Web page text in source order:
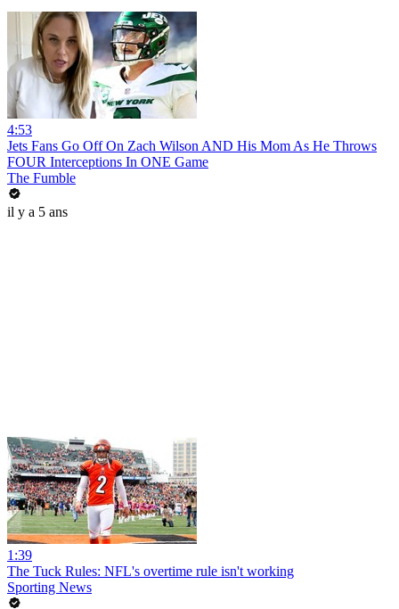
4:53
Jets Fans Go Off On Zach Wilson AND His Mom As He Throws
FOUR Interceptions In ONE Game
The Fumble
il y a 5 ans
1:39
The Tuck Rules: NFL's overtime rule isn't working
Sporting News